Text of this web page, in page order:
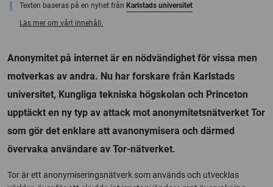
Texten baseras på en nyhet från Karlstads universitet
Läs mer om vårt innehåll.
Anonymitet på internet är en nödvändighet för vissa men
motverkas av andra. Nu har forskare från Karlstads
universitet, Kungliga tekniska högskolan och Princeton
upptäckt en ny typ av attack mot anonymitetsnätverket Tor
som gör det enklare att avanonymisera och därmed
övervaka användare av Tor-nätverket.
Tor är ett anonymiseringsnätverk som används och utvecklas